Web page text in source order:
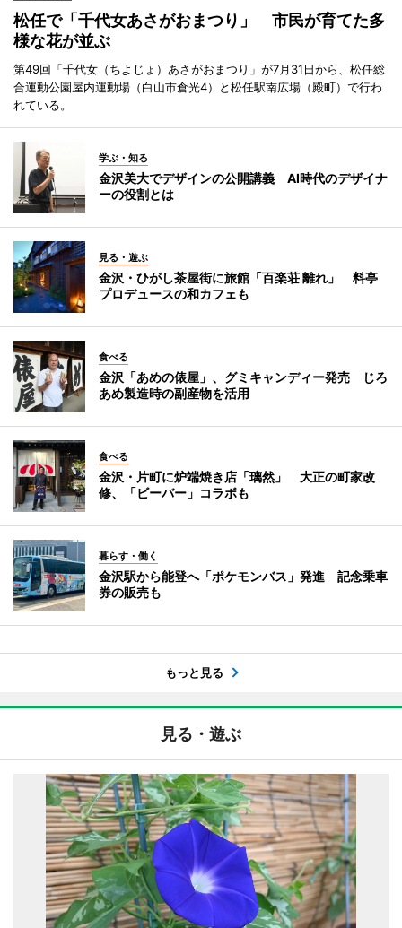
松任で「千代女あさがおまつり」 市民が育てた多
様な花が並ぶ
第49回「千代女（ちよじょ）あさがおまつり」が7月31日から、松任総
合運動公園屋内運動場（白山市倉光4）と松任駅南広場（殿町）で行わ
れている。
学ぶ・知る
金沢美大でデザインの公開講義 AI時代のデザイナ
ーの役割とは
見る・遊ぶ
金沢・ひがし茶屋街に旅館「百楽荘 離れ」 料亭
プロデュースの和カフェも
食べる
金沢「あめの俵屋」、グミキャンディー発売 じろ
あめ製造時の副産物を活用
食べる
金沢・片町に炉端焼き店「璃然」 大正の町家改
修、「ビーバー」コラボも
暮らす・働く
金沢駅から能登へ「ポケモンバス」発進 記念乗車
券の販売も
もっと見る
見る・遊ぶ